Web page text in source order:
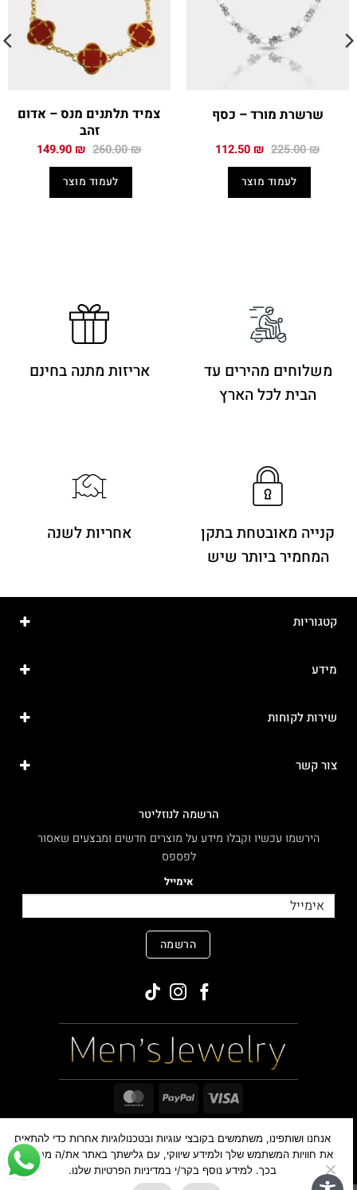
שרשרת מורד – כסף
225.00₪ המחיר
225.00 ₪.
112.50₪ המחיר
לעמוד מוצר
צמיד תלתנים מנס – אדום
זהב
260.00₪ המחיר
260.00 ₪.
149.90₪ המחיר
לעמוד מוצר
משלוחים מהירים עד
הבית לכל הארץ
אריזות מתנה בחינם
קנייה מאובטחת בתקן
המחמיר ביותר שיש
אחריות לשנה
קטגוריות
מידע
שירות לקוחות
צור קשר
הרשמה לנוזליטר
הירשמו עכשיו וקבלו מידע על מוצרים חדשים ומבצעים שאסור
לפספס
אימייל
הרשמה
Visa
PayPal
כל הזכויות שמורות © MensJewelry,2026
אנחנו ושותפינו, משתמשים בקובצי עוגיות ובטכנולוגיות אחרות כדי להתאים
את חוויות המשתמש שלך ולמידע שיווקי, עם גלישתך באתר את/ה מסכימים
בכך. למידע נוסף בקר/י במדיניות הפרטיות שלנו.